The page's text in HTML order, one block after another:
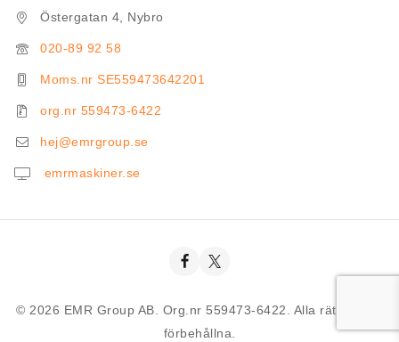
Östergatan 4, Nybro
020-89 92 58
Moms.nr SE559473642201
org.nr 559473-6422
hej@emrgroup.se
emrmaskiner.se
© 2026 EMR Group AB. Org.nr 559473-6422. Alla rättigheter
förbehållna.